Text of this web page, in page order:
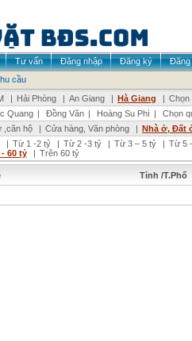
Tư vấn Đăng nhập Đăng ký
Đăng
cầu
| Hải Phòng | An Giang | Hà Giang | Chọn
Quang | Đồng Văn | Hoàng Su Phì |
Chọn
,căn hộ | Cửa hàng, Văn phòng | Nhà ở, Đất
| Từ 1 -2 tỷ | Từ 2 -3 tỷ | Từ 3 – 5 tỷ | Từ 5
60 tỷ | Trên 60 tỷ
Tỉnh /T.Phố